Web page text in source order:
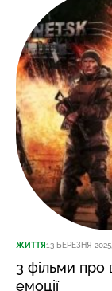
ЖИТТЯ13 БЕРЕЗНЯ
3 фільми про
емоції